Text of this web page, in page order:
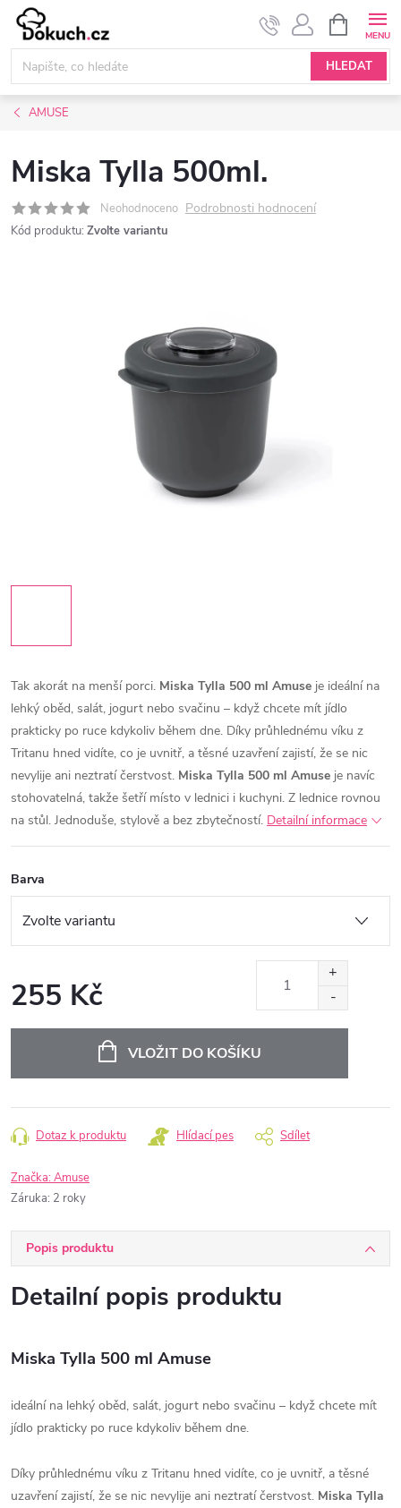
Přejít
obsah
HLEDAT
NÁKUPNÍ
KOŠÍK
AMUSE
Miska Tylla 500ml.
Neohodnoceno Podrobnosti hodnocení
Kód produktu: Zvolte variantu
Tak akorát na menší porci. Miska Tylla 500 ml Amuse je ideální na
lehký oběd, salát, jogurt nebo svačinu – když chcete mít jídlo
prakticky po ruce kdykoliv během dne. Díky průhlednému víku z
Tritanu hned vidíte, co je uvnitř, a těsné uzavření zajistí, že se nic
nevylije ani neztratí čerstvost. Miska Tylla 500 ml Amuse je navíc
stohovatelná, takže šetří místo v lednici i kuchyni. Z lednice rovnou
na stůl. Jednoduše, stylově a bez zbytečností. Detailní informace
Barva
255 Kč
VLOŽIT DO KOŠÍKU
Dotaz k produktu Hlídací pes Sdílet
Značka:Amuse
Záruka: 2 roky
Popis produktu
Detailní popis produktu
Miska Tylla 500 ml Amuse
ideální na lehký oběd, salát, jogurt nebo svačinu – když chcete mít
jídlo prakticky po ruce kdykoliv během dne.
Díky průhlednému víku z Tritanu hned vidíte, co je uvnitř, a těsné
uzavření zajistí, že se nic nevylije ani neztratí čerstvost. Miska Tylla